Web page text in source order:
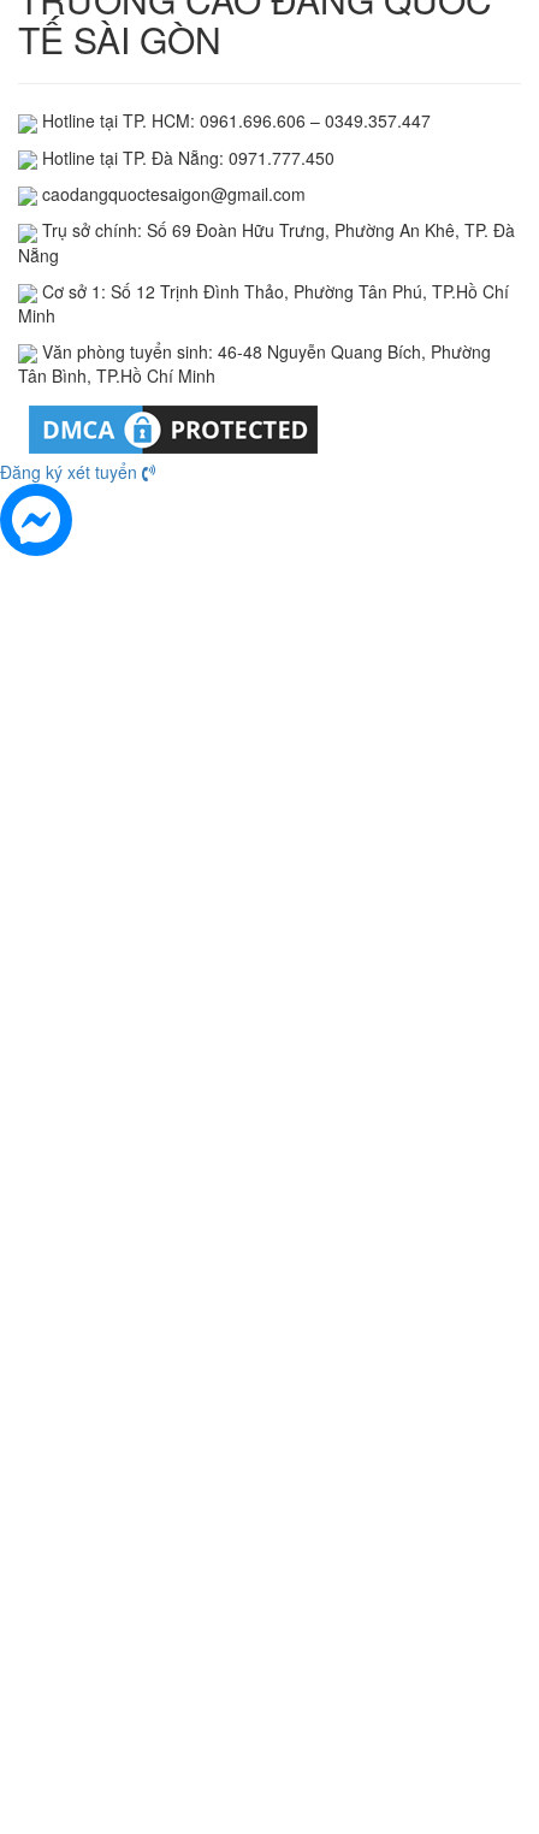
TẾ SÀI GÒN
Hotline tại TP. HCM: 0961.696.606 – 0349.357.447
Hotline tại TP. Đà Nẵng: 0971.777.450
caodangquoctesaigon@gmail.com
Trụ sở chính: Số 69 Đoàn Hữu Trưng, Phường An Khê, TP. Đà
Nẵng
Cơ sở 1: Số 12 Trịnh Đình Thảo, Phường Tân Phú, TP.Hồ Chí
Minh
Văn phòng tuyển sinh: 46-48 Nguyễn Quang Bích, Phường
Tân Bình, TP.Hồ Chí Minh
Đăng ký xét tuyển